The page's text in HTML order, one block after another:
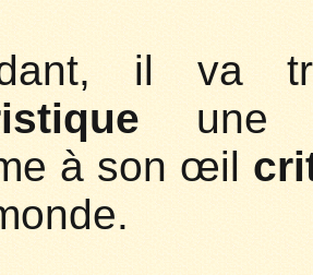
il va
à son œil